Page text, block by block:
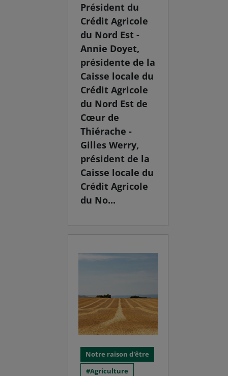
Président du
Crédit Agricole
du Nord Est -
Annie Doyet,
présidente de la
Caisse locale du
Crédit Agricole
du Nord Est de
Cœur de
Thiérache -
Gilles Werry,
président de la
Caisse locale du
Crédit Agricole
du No...
Notre raison d'être
Agriculture